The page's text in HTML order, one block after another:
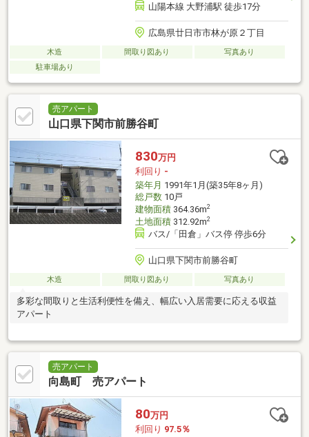
山陽本線 大野浦駅 徒歩17分
広島県廿日市市林が原２丁目
木造 間取り図あり
写真あり
駐車場あり
売アパート
山口県下関市前勝谷町
830万円
利回り -
築年月 1991年1月(築35年8ヶ月)
総戸数10戸
建物面積364.36m2
土地面積312.92m2
バス/「田倉」バス停 停歩6分
山口県下関市前勝谷町
木造 間取り図あり 写真あり
多彩な間取りと生活利便性を備え、幅広い入居需要に応える収益
アパート
売アパート
向島町 売アパート
80万円
利回り 97.5％